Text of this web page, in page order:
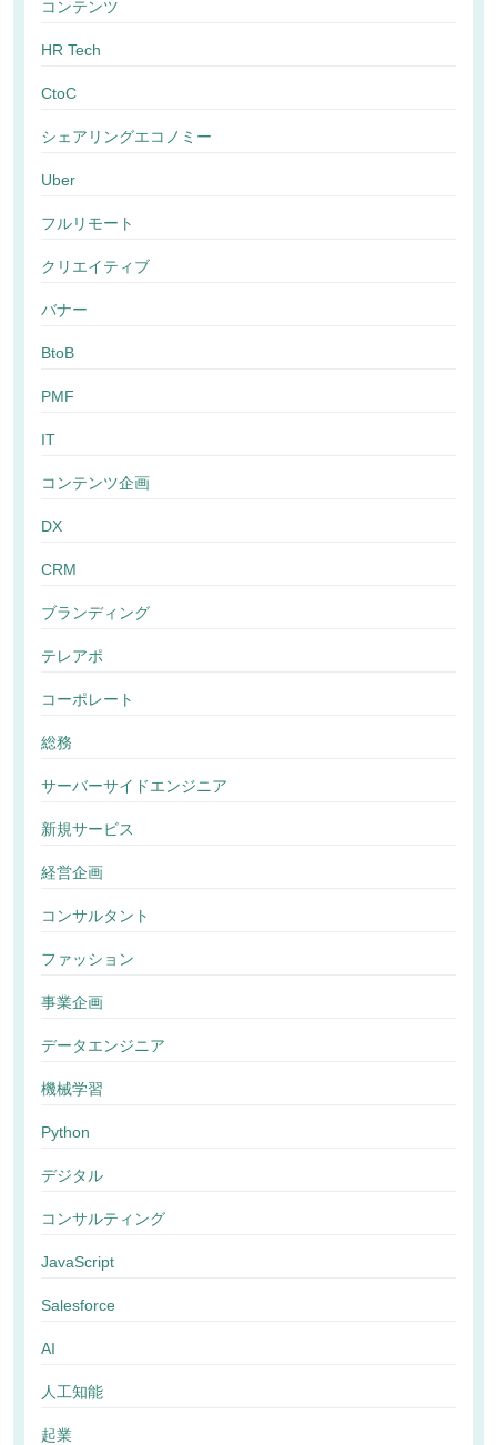
コンテンツ
HR Tech
CtoC
シェアリングエコノミー
Uber
フルリモート
クリエイティブ
バナー
BtoB
PMF
IT
コンテンツ企画
DX
CRM
ブランディング
テレアポ
コーポレート
総務
サーバーサイドエンジニア
新規サービス
経営企画
コンサルタント
ファッション
事業企画
データエンジニア
機械学習
Python
デジタル
コンサルティング
JavaScript
Salesforce
AI
人工知能
起業